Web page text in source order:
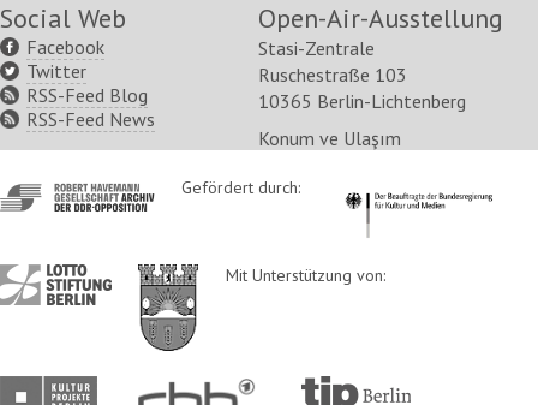
Social Web
Facebook
Twitter
RSS-Feed Blog
RSS-Feed News
Open-Air-Ausstellung
Stasi-Zentrale
Ruschestraße 103
10365 Berlin-Lichtenberg
Konum ve Ulaşım
http://www.havemann-
gesellschaft.de/
Gefördert durch: http://
http://www.lotto-
stiftung-
http://www.berlin.de/ba-
lichtenberg/
Mit Unterstützung von:
http://www.kulturprojekte-
http://www.rbb-
http://www.tip-